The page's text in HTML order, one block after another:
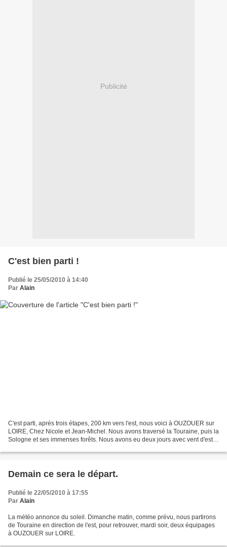
Publicité
C'est bien parti !
Publié le 25/05/2010 à 14:40
Par Alain
C'est parti, aprés trois étapes, 200 km vers l'est, nous voici à OUZOUER sur
LOIRE, Chez Nicole et Jean-Michel. Nous avons traversé la Touraine, puis la
Sologne et ses immenses forêts. Nous avons eu deux jours avec vent d'est,
Demain ce sera le départ.
Publié le 22/05/2010 à 17:55
Par Alain
La météo annonce du soleil. Dimanche matin, comme prévu, nous partirons
de Touraine en direction de l'est, pour retrouver, mardi soir, deux équipages
à OUZOUER sur LOIRE.